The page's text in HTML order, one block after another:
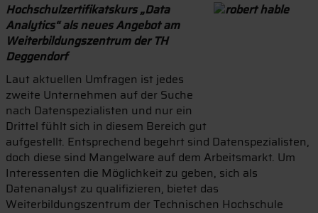
Hochschulzertifikatskurs „Data
Analytics“ als neues Angebot am
Weiterbildungszentrum der TH
Deggendorf
Laut aktuellen Umfragen ist jedes
zweite Unternehmen auf der Suche
nach Datenspezialisten und nur ein
Drittel fühlt sich in diesem Bereich gut
aufgestellt. Entsprechend begehrt sind Datenspezialisten,
doch diese sind Mangelware auf dem Arbeitsmarkt. Um
Interessenten die Möglichkeit zu geben, sich als
Datenanalyst zu qualifizieren, bietet das
Weiterbildungszentrum der Technischen Hochschule